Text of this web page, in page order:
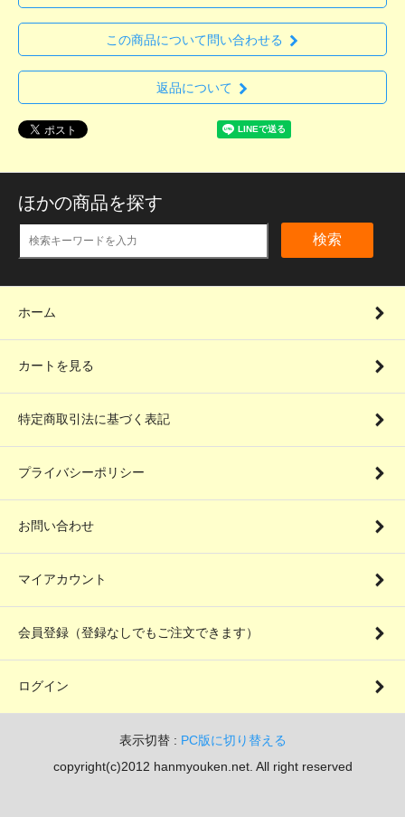
この商品について問い合わせる
返品について
ほかの商品を探す
検索
ホーム
カートを見る
特定商取引法に基づく表記
プライバシーポリシー
お問い合わせ
マイアカウント
会員登録（登録なしでもご注文できます）
ログイン
表示切替 : PC版に切り替える
copyright(c)2012 hanmyouken.net. All right reserved